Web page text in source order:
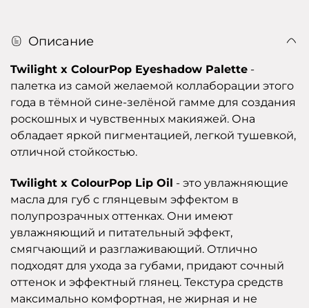
Описание
Twilight x ColourPop Eyeshadow Palette -
палетка из самой желаемой коллаборации этого
года в тёмной сине-зелёной гамме для создания
роскошных и чувственных макияжей. Она
обладает яркой пигментацией, легкой тушевкой,
отличной стойкостью.
Twilight x ColourPop Lip Oil - это увлажняющие
масла для губ с глянцевым эффектом в
полупрозрачных оттенках. Они имеют
увлажняющий и питательный эффект,
смягчающий и разглаживающий. Отлично
подходят для ухода за губами, придают сочный
оттенок и эффектный глянец. Текстура средств
максимально комфортная, не жирная и не